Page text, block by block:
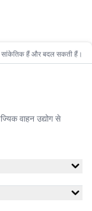
हैं और बदल सकती हैं।
वाहन उद्योग से